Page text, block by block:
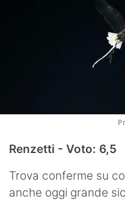
Renzetti - Voto: 6,5
Trova conferme su
anche oggi grande